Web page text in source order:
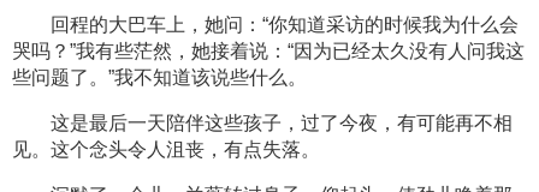
回程的大巴车上，她问：“你知道采访的时候我为什么会
哭吗？”我有些茫然，她接着说：“因为已经太久没有人问我这
些问题了。”我不知道该说些什么。
这是最后一天陪伴这些孩子，过了今夜，有可能再不相
见。这个念头令人沮丧，有点失落。